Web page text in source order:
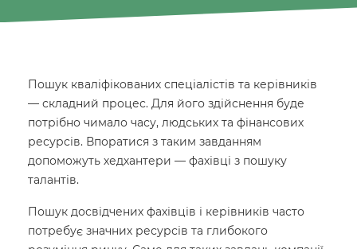
Пошук кваліфікованих спеціалістів та керівників
— складний процес. Для його здійснення буде
потрібно чимало часу, людських та фінансових
ресурсів. Впоратися з таким завданням
допоможуть хедхантери — фахівці з пошуку
талантів.
Пошук досвідчених фахівців і керівників часто
потребує значних ресурсів та глибокого